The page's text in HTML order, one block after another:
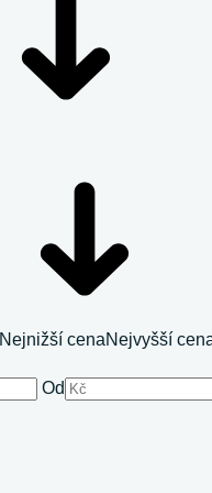
Nejnižší cenaNejvyšší
Od